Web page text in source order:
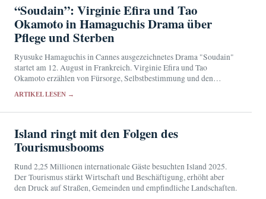
“Soudain”: Virginie Efira und Tao
Okamoto in Hamaguchis Drama über
Pflege und Sterben
Ryusuke Hamaguchis in Cannes ausgezeichnetes Drama "Soudain"
startet am 12. August in Frankreich. Virginie Efira und Tao
Okamoto erzählen von Fürsorge, Selbstbestimmung und den
ARTIKEL LESEN →
Island ringt mit den Folgen des
Tourismusbooms
Rund 2,25 Millionen internationale Gäste besuchten Island 2025.
Der Tourismus stärkt Wirtschaft und Beschäftigung, erhöht aber
den Druck auf Straßen, Gemeinden und empfindliche Landschaften.